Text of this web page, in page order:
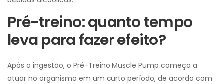
Pré-treino: quanto tempo
leva para fazer efeito?
Após a ingestão, o Pré-Treino Muscle Pump começa a
atuar no organismo em um curto período, de acordo com